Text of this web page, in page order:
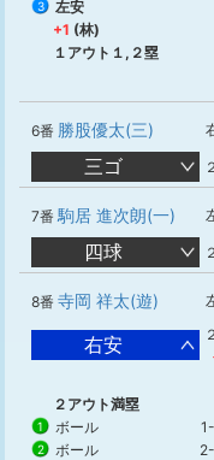
3
左安
+1 (林)
１アウト１,２塁
6番 勝股優太(三)
三ゴ
7番駒居 進次朗(一)
四球
8番 寺岡 祥太(遊)
右安
２アウト満塁
1 ボール
2 ボール